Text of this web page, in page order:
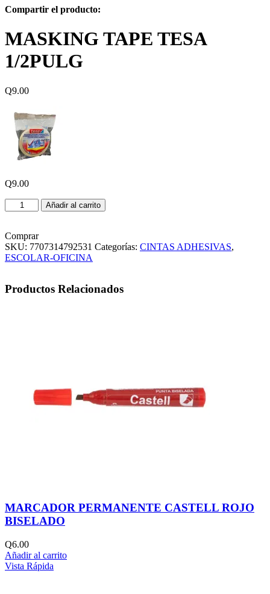
Compartir el producto:
MASKING TAPE TESA
1/2PULG
Q9.00
Q9.00
MASKING
TAPE
1/2PULG
cantidad
Añadir al carrito
Comprar
SKU: 7707314792531 Categorías: CINTAS ADHESIVAS,
ESCOLAR-OFICINA
Productos Relacionados
MARCADOR PERMANENTE CASTELL ROJO
BISELADO
Q6.00
Añadir al carrito
Vista Rápida